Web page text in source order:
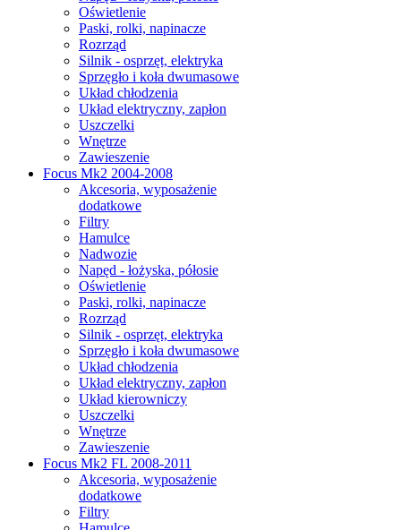
Oświetlenie
Paski, rolki, napinacze
Rozrząd
Silnik - osprzęt, elektryka
Sprzęgło i koła dwumasowe
Układ chłodzenia
Układ elektryczny, zapłon
Uszczelki
Wnętrze
Zawieszenie
Focus Mk2 2004-2008
Akcesoria, wyposażenie
dodatkowe
Filtry
Hamulce
Nadwozie
Napęd - łożyska, półosie
Oświetlenie
Paski, rolki, napinacze
Rozrząd
Silnik - osprzęt, elektryka
Sprzęgło i koła dwumasowe
Układ chłodzenia
Układ elektryczny, zapłon
Układ kierowniczy
Uszczelki
Wnętrze
Zawieszenie
Focus Mk2 FL 2008-2011
Akcesoria, wyposażenie
dodatkowe
Filtry